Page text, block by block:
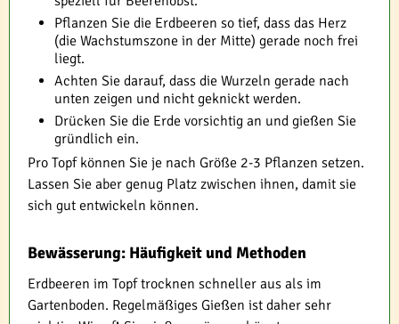
Pflanzen Sie die Erdbeeren so tief, dass das Herz
(die Wachstumszone in der Mitte) gerade noch frei
liegt.
Achten Sie darauf, dass die Wurzeln gerade nach
unten zeigen und nicht geknickt werden.
Drücken Sie die Erde vorsichtig an und gießen Sie
gründlich ein.
Pro Topf können Sie je nach Größe 2-3 Pflanzen setzen.
Lassen Sie aber genug Platz zwischen ihnen, damit sie
sich gut entwickeln können.
Bewässerung: Häufigkeit und Methoden
Erdbeeren im Topf trocknen schneller aus als im
Gartenboden. Regelmäßiges Gießen ist daher sehr